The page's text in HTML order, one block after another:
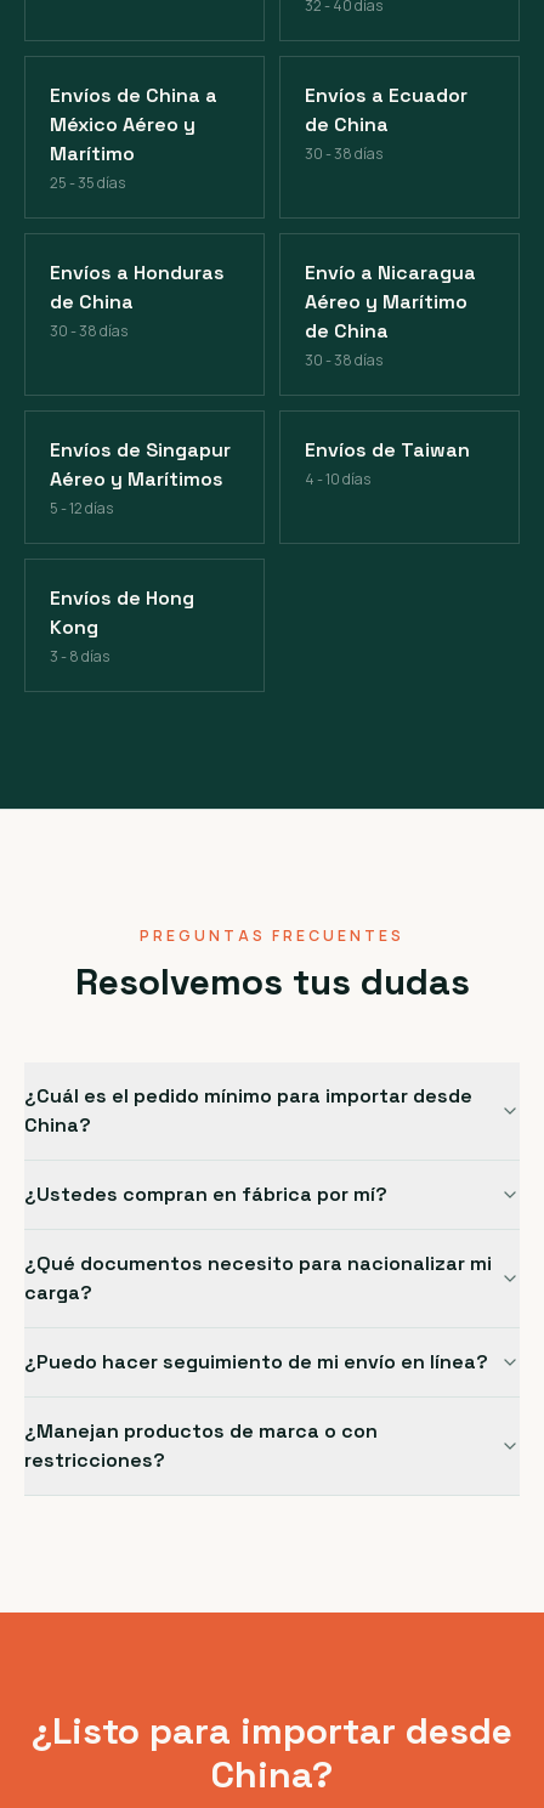
32 - 40 días
Envíos de China a
México Aéreo y
Marítimo
25 - 35 días
Envíos a Ecuador
de China
30 - 38 días
Envíos a Honduras
de China
30 - 38 días
Envío a Nicaragua
Aéreo y Marítimo
de China
30 - 38 días
Envíos de Singapur
Aéreo y Marítimos
5 - 12 días
Envíos de Taiwan
4 - 10 días
Envíos de Hong
Kong
3 - 8 días
PREGUNTAS FRECUENTES
Resolvemos tus dudas
¿Cuál es el pedido mínimo para importar desde
China?
¿Ustedes compran en fábrica por mí?
¿Qué documentos necesito para nacionalizar mi
carga?
¿Puedo hacer seguimiento de mi envío en línea?
¿Manejan productos de marca o con
restricciones?
¿Listo para importar desde
China?